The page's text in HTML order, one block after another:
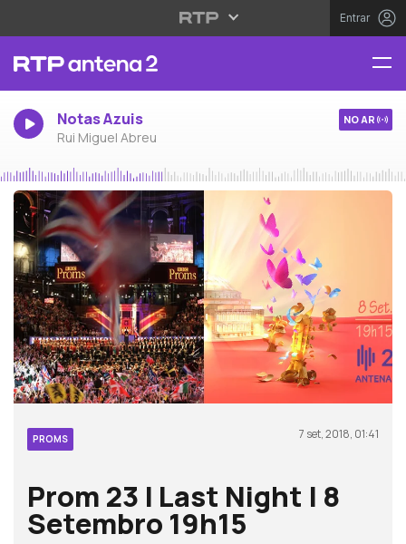
Entrar
Notas Azuis
Rui Miguel Abreu
NO AR
PROMS 7 set, 2018, 01:41
Prom 23 | Last Night | 8
Setembro 19h15